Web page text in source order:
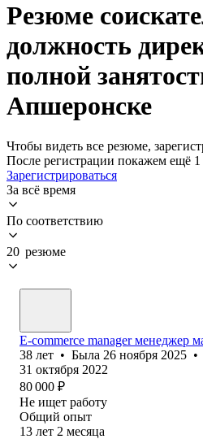
Резюме
должность
полной
Апшеронске
Чтобы видеть все резюме,
После регистрации покажем ещё
Зарегистрироваться
За всё время
По соответствию
20 резюме
E-commerce manager менеджер
38 лет • Была 26 ноября 2025 •
31 октября 2022
80 000 ₽
Не ищет работу
Общий опыт
13 лет 2 месяца